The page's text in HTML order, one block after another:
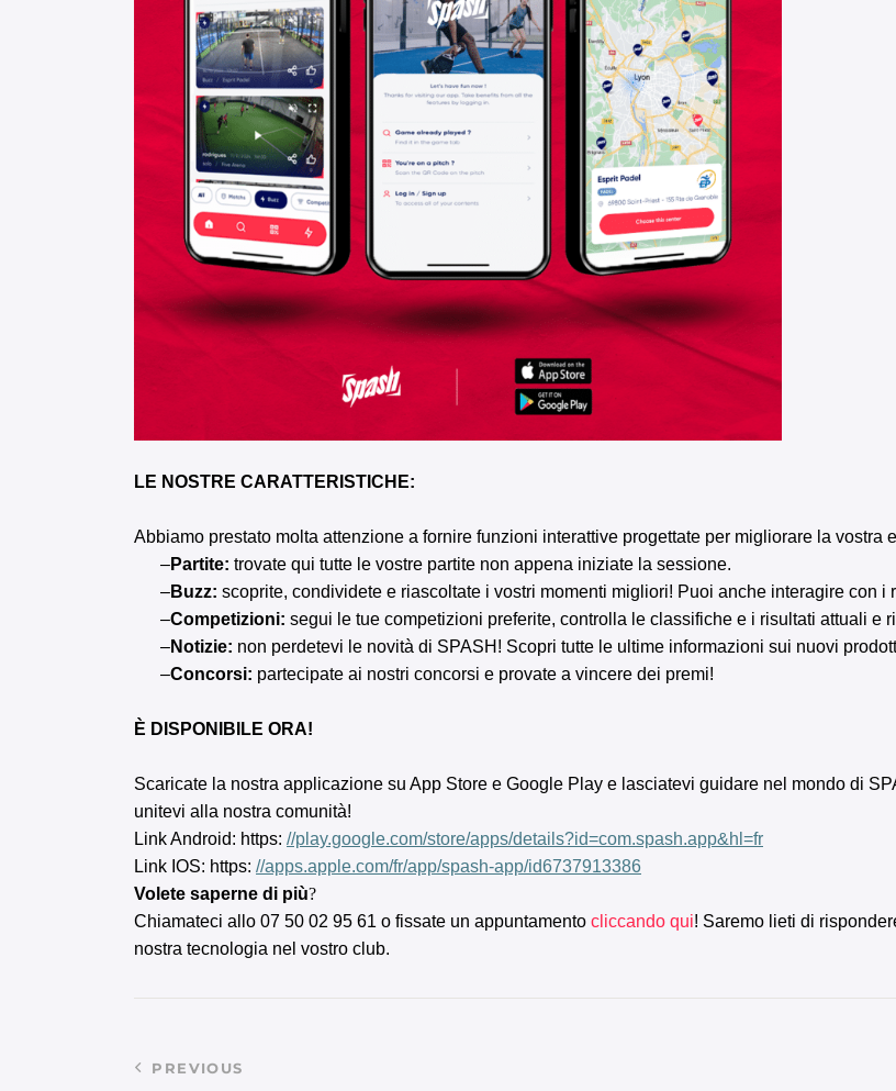
LE NOSTRE CARATTERISTICHE:
Abbiamo prestato molta attenzione a fornire funzioni interattive progettate per migliorare la vostra
–Partite: trovate qui tutte le vostre partite non appena iniziate la sessione.
–Buzz: scoprite, condividete e riascoltate i vostri momenti migliori! Puoi anche interagire con
–Competizioni: segui le tue competizioni preferite, controlla le classifiche e i risultati attuali e
–Notizie: non perdetevi le novità di SPASH! Scopri tutte le ultime informazioni sui nuovi
–Concorsi: partecipate ai nostri concorsi e provate a vincere dei premi!
È DISPONIBILE ORA!
Scaricate la nostra applicazione su App Store e Google Play e lasciatevi guidare nel mondo di
unitevi alla nostra comunità!
Link Android: https: //play.google.com/store/apps/details?id=com.spash.app&hl=fr
Link IOS: https: //apps.apple.com/fr/app/spash-app/id6737913386
Volete saperne di più?
Chiamateci allo 07 50 02 95 61 o fissate un appuntamento cliccando qui! Saremo lieti di
nostra tecnologia nel vostro club.
PREVIOUS